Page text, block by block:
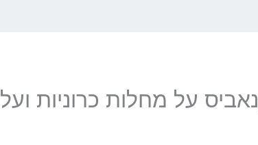
y
o
g
r
a
p
על מחלות כרוניות ועל